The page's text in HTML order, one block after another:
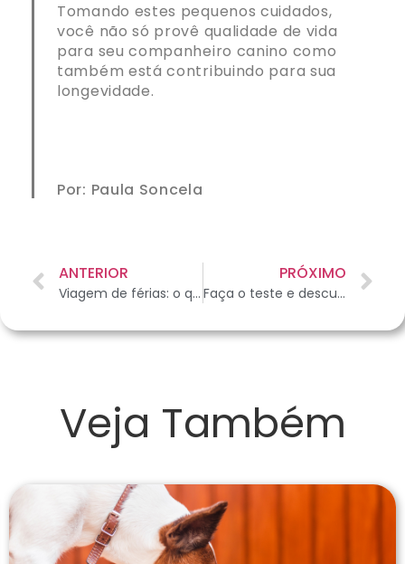
Tomando estes pequenos cuidados,
você não só provê qualidade de vida
para seu companheiro canino como
também está contribuindo para sua
longevidade.
Por: Paula Soncela
ANTERIOR
Viagem de férias: o que é melhor para o meu cão?
PRÓXIMO
Faça o teste e descubra se seu gato é feliz
Veja Também